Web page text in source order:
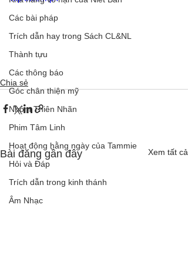
Các bài pháp
Trích dẫn hay trong Sách CL&NL
Thành tựu
Các thông báo
Góc chân thiện mỹ
Nhóm Thiên Nhãn
Phim Tâm Linh
Hoạt động hằng ngày của Tammie
Hỏi và Đáp
Trích dẫn trong kinh thánh
Âm Nhạc
Chia sẻ
Bài đăng gần đây Xem tất cả